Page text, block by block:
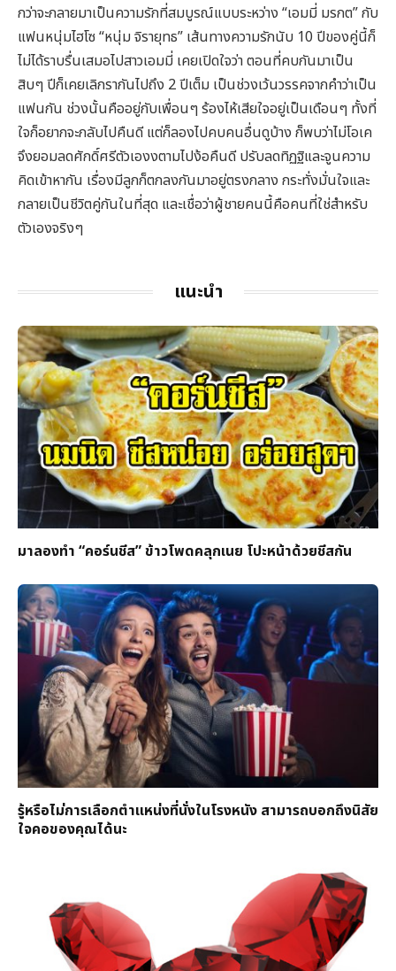
กว่าจะกลายมาเป็นความรักที่สมบูรณ์แบบระหว่าง “เอมมี่ มรกต” กับ
แฟนหนุ่มไฮโซ “หนุ่ม จิรายุทธ” เส้นทางความรักนับ 10 ปีของคู่นี้ก็
ไม่ได้ราบรื่นเสมอไปสาวเอมมี่ เคยเปิดใจว่า ตอนที่คบกันมาเป็น
สิบๆ ปีก็เคยเลิกรากันไปถึง 2 ปีเต็ม เป็นช่วงเว้นวรรคจากคำว่าเป็น
แฟนกัน ช่วงนั้นคืออยู่กับเพื่อนๆ ร้องไห้เสียใจอยู่เป็นเดือนๆ ทั้งที่
ใจก็อยากจะกลับไปคืนดี แต่ก็ลองไปคบคนอื่นดูบ้าง ก็พบว่าไม่โอเค
จึงยอมลดศักดิ์ศรีตัวเองงตามไปง้อคืนดี ปรับลดทิฏฐิและจูนความ
คิดเข้าหากัน เรื่องมีลูกก็ตกลงกันมาอยู่ตรงกลาง กระทั่งมั่นใจและ
กลายเป็นชีวิตคู่กันในที่สุด และเชื่อว่าผู้ชายคนนี้คือคนที่ใช่สำหรับ
ตัวเองจริงๆ
แนะนำ
มาลองทำ “คอร์นชีส” ข้าวโพดคลุกเนย โปะหน้าด้วยชีสกัน
รู้หรือไม่การเลือกตำแหน่งที่นั่งในโรงหนัง สามารถบอกถึงนิสัย
ใจคอของคุณได้นะ